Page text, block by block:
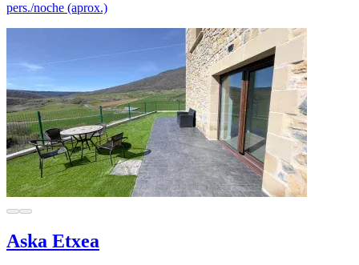
pers./noche (aprox.)
Aska Etxea